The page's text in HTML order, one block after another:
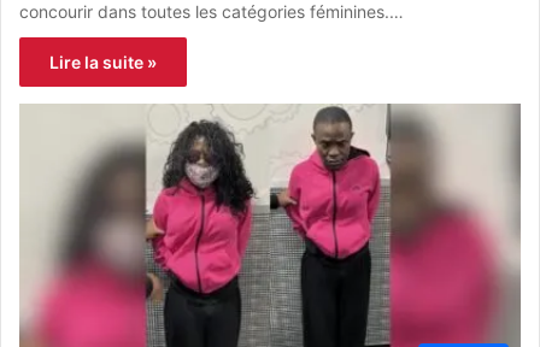
concourir dans toutes les catégories féminines.…
Lire la suite »